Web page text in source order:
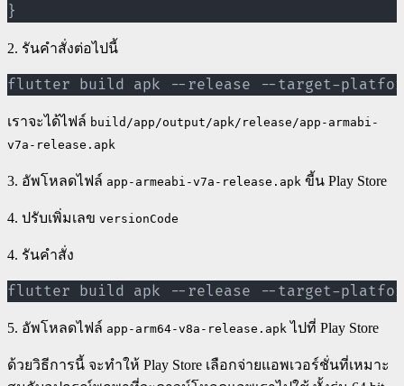
}
2. รันคำสั่งต่อไปนี้
flutter build apk --release --target-
เราจะได้ไฟล์ build/app/output/apk/release/app-armabi-
v7a-release.apk
3. อัพโหลดไฟล์​ app-armeabi-v7a-release.apk ขี้น Play Store
4. ปรับเพิ่มเลข versionCode
4. รันคำสั่ง
flutter build apk --release --target-
5. อัพโหลดไฟล์ app-arm64-v8a-release.apk ไปที่ Play Store
ด้วยวิธีการนี้ จะทำให้ Play Store เลือกจ่ายแอพเวอร์ชั่นที่เหมาะ